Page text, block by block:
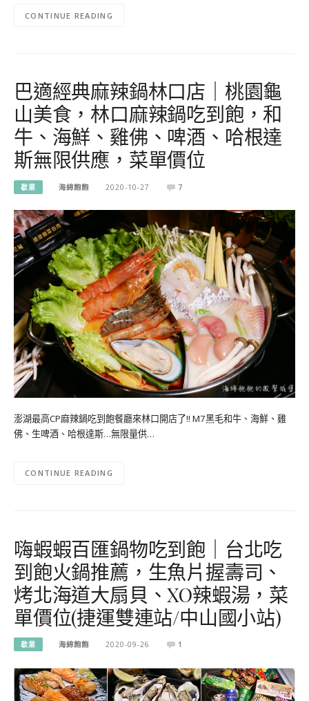
CONTINUE READING
巴適經典麻辣鍋林口店｜桃園龜
山美食，林口麻辣鍋吃到飽，和
牛、海鮮、雞佛、啤酒、哈根達
斯無限供應，菜單價位
歇業 海綿飽飽 2020-10-27 7
澎湖最高CP麻辣鍋吃到飽餐廳來林口開店了!! M7黑毛和牛、海鮮、雞
佛、生啤酒、哈根達斯…無限量供…
CONTINUE READING
嗨蝦蝦百匯鍋物吃到飽｜台北吃
到飽火鍋推薦，生魚片握壽司、
烤北海道大扇貝、XO辣蝦湯，菜
單價位(捷運雙連站/中山國小站)
歇業 海綿飽飽 2020-09-26 1